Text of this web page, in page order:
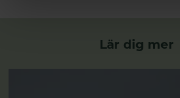
Lär dig mer